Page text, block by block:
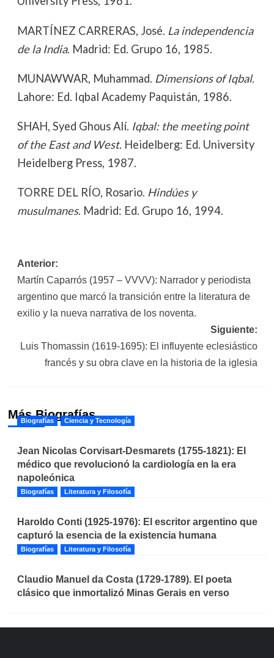
MARTÍNEZ CARRERAS, José. La independencia
de la India. Madrid: Ed. Grupo 16, 1985.
MUNAWWAR, Muhammad. Dimensions of Iqbal.
Lahore: Ed. Iqbal Academy Paquistán, 1986.
SHAH, Syed Ghous Alí. Iqbal: the meeting point
of the East and West. Heidelberg: Ed. University
Heidelberg Press, 1987.
TORRE DEL RÍO, Rosario. Hindúes y
musulmanes. Madrid: Ed. Grupo 16, 1994.
Navegación
de
entradas
Anterior:
Martín Caparrós (1957 – VVVV): Narrador y periodista
argentino que marcó la transición entre la literatura de
exilio y la nueva narrativa de los noventa.
Siguiente:
Luis Thomassin (1619-1695): El influyente eclesiástico
francés y su obra clave en la historia de la iglesia
Más Biografías
Biografías Ciencia y Tecnología
Jean Nicolas Corvisart-Desmarets (1755-1821): El
médico que revolucionó la cardiología en la era
napoleónica
Biografías Literatura y Filosofía
Haroldo Conti (1925-1976): El escritor argentino que
capturó la esencia de la existencia humana
Biografías Literatura y Filosofía
Claudio Manuel da Costa (1729-1789). El poeta
clásico que inmortalizó Minas Gerais en verso